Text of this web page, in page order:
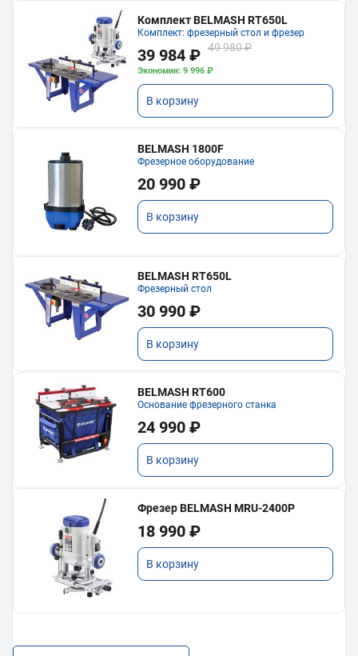
Комплект BELMASH RT650L
Комплект: фрезерный стол и фрезер
39 984 ₽ 49 980 ₽
Экономия: 9 996 ₽
В корзину
BELMASH 1800F
Фрезерное оборудование
20 990 ₽
В корзину
BELMASH RT650L
Фрезерный стол
30 990 ₽
В корзину
BELMASH RT600
Основание фрезерного станка
24 990 ₽
В корзину
Фрезер BELMASH MRU-2400P
18 990 ₽
В корзину